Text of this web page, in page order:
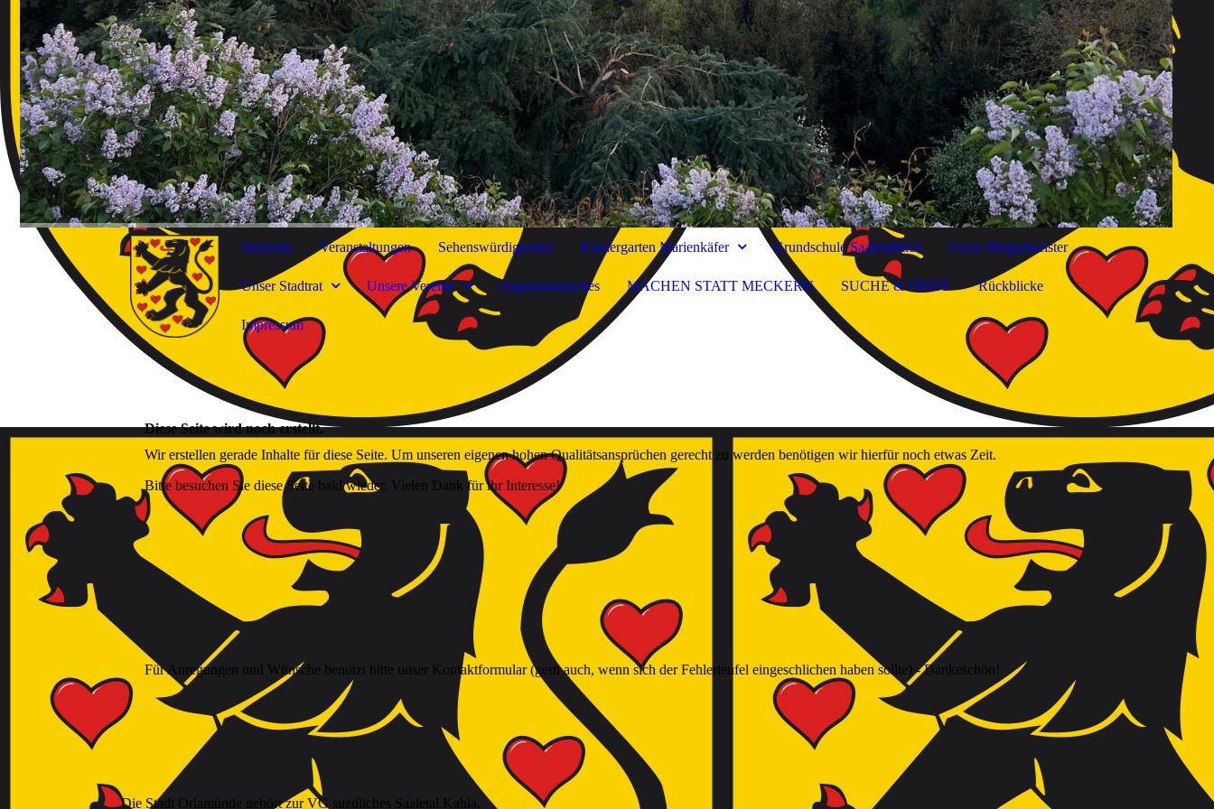
Startseite Veranstaltungen Sehenswürdigkeiten Kindergarten Marienkäfer Grundschule Saaletalblick Unser Bürgermeister
Unser Stadtrat Unsere Vereine Organisatorisches MACHEN STATT MECKERN SUCHE & FINDE Rückblicke
Impressum
Diese Seite wird noch erstellt.
Wir erstellen gerade Inhalte für diese Seite. Um unseren eigenen hohen Qualitätsansprüchen gerecht zu werden benötigen wir hierfür noch etwas Zeit.
Bitte besuchen Sie diese Seite bald wieder. Vielen Dank für ihr Interesse!
Für Anregungen und Wünsche benutzt bitte unser Kontaktformular (gern auch, wenn sich der Fehlerteufel eingeschlichen haben sollte) - Dankeschön!
Die Stadt Orlamünde gehört zur VG suedliches Saaletal Kahla.